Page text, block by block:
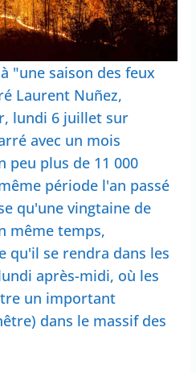
"une saison des feux
Laurent Nuñez,
lundi 6 juillet sur
avec un mois
peu plus de 11 000
période l'an passé
qu'une vingtaine de
même temps,
qu'il se rendra dans les
après-midi, où les
un important
dans le massif des